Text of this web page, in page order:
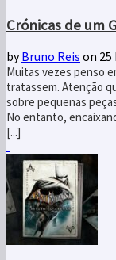
Crónicas de um
byBruno Reis on 25
Muitas vezes penso
tratassem. Atenção
sobre pequenas
No entanto,
[...]